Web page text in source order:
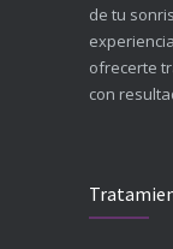
de tu
ofrecerte
con